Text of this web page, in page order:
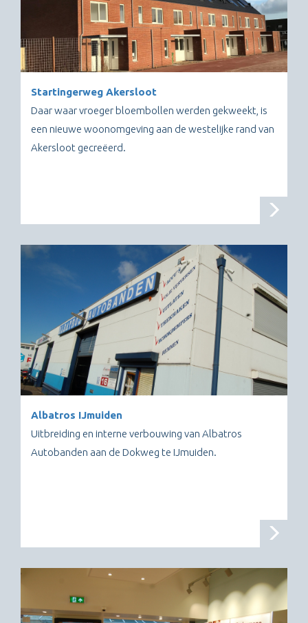
Startingerweg Akersloot
Daar waar vroeger bloembollen werden gekweekt, is
een nieuwe woonomgeving aan de westelijke rand van
Akersloot gecreëerd.
Albatros IJmuiden
Uitbreiding en interne verbouwing van Albatros
Autobanden aan de Dokweg te IJmuiden.